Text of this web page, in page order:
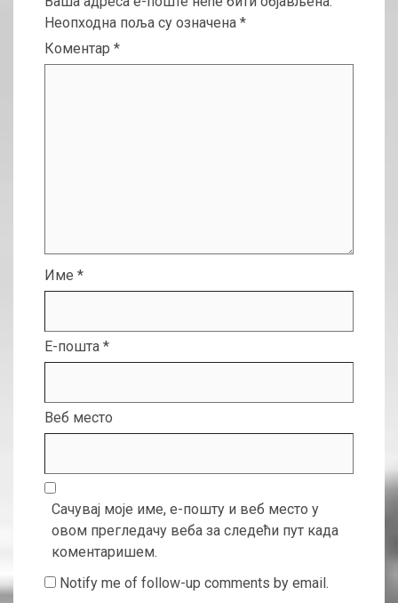
Неопходна поља су означена *
Коментар *
Име *
Е-пошта *
Веб место
Сачувај моје име, е-пошту и веб место у
овом прегледачу веба за следећи пут када
коментаришем.
Notify me of follow-up comments by email.